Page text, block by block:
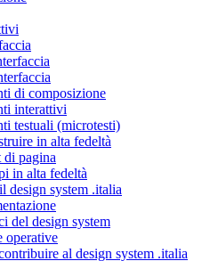
di composizione
interattivi
testuali (microtesti)
in alta fedeltà
pagina
in alta fedeltà
design system .italia
del design system
operative
al design system .italia